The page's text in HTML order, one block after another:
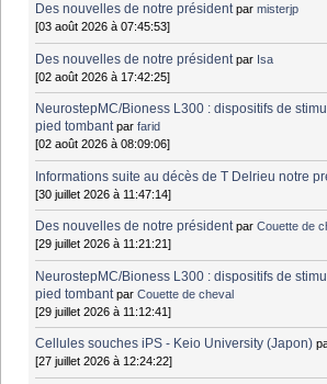
Des nouvelles de notre président parmisterjp
[03 août 2026 à 07:45:53]
Des nouvelles de notre président par Isa
[02 août 2026 à 17:42:25]
NeurostepMC/Bioness L300 : dispositifs de
pied tombant parfarid
[02 août 2026 à 08:09:06]
Informations suite au décès de T Delrieu notre
[30 juillet 2026 à 11:47:14]
Des nouvelles de notre président parCouette de
[29 juillet 2026 à 11:21:21]
NeurostepMC/Bioness L300 : dispositifs de
pied tombant parCouette de cheval
[29 juillet 2026 à 11:12:41]
Cellules souches iPS - Keio University (Japon)
[27 juillet 2026 à 12:24:22]